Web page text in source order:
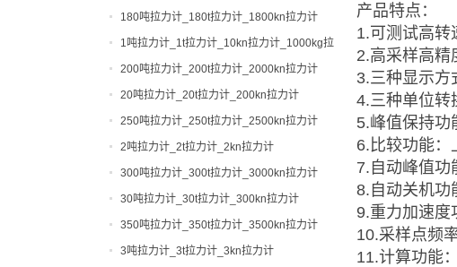
产品特点：
1.可测试高转
2.高采样高精
3.三种显示方
4.三种单位转
5.峰值保持功
6.比较功能：
7.自动峰值功
8.自动关机功
9.重力加速度
10.采样点频
11.计算功能
180吨拉力计_180t拉力计_1800kn拉力计
1吨拉力计_1t拉力计_10kn拉力计_1000kg拉
力计
200吨拉力计_200t拉力计_2000kn拉力计
20吨拉力计_20t拉力计_200kn拉力计
250吨拉力计_250t拉力计_2500kn拉力计
2吨拉力计_2t拉力计_2kn拉力计
300吨拉力计_300t拉力计_3000kn拉力计
30吨拉力计_30t拉力计_300kn拉力计
350吨拉力计_350t拉力计_3500kn拉力计
3吨拉力计_3t拉力计_3kn拉力计